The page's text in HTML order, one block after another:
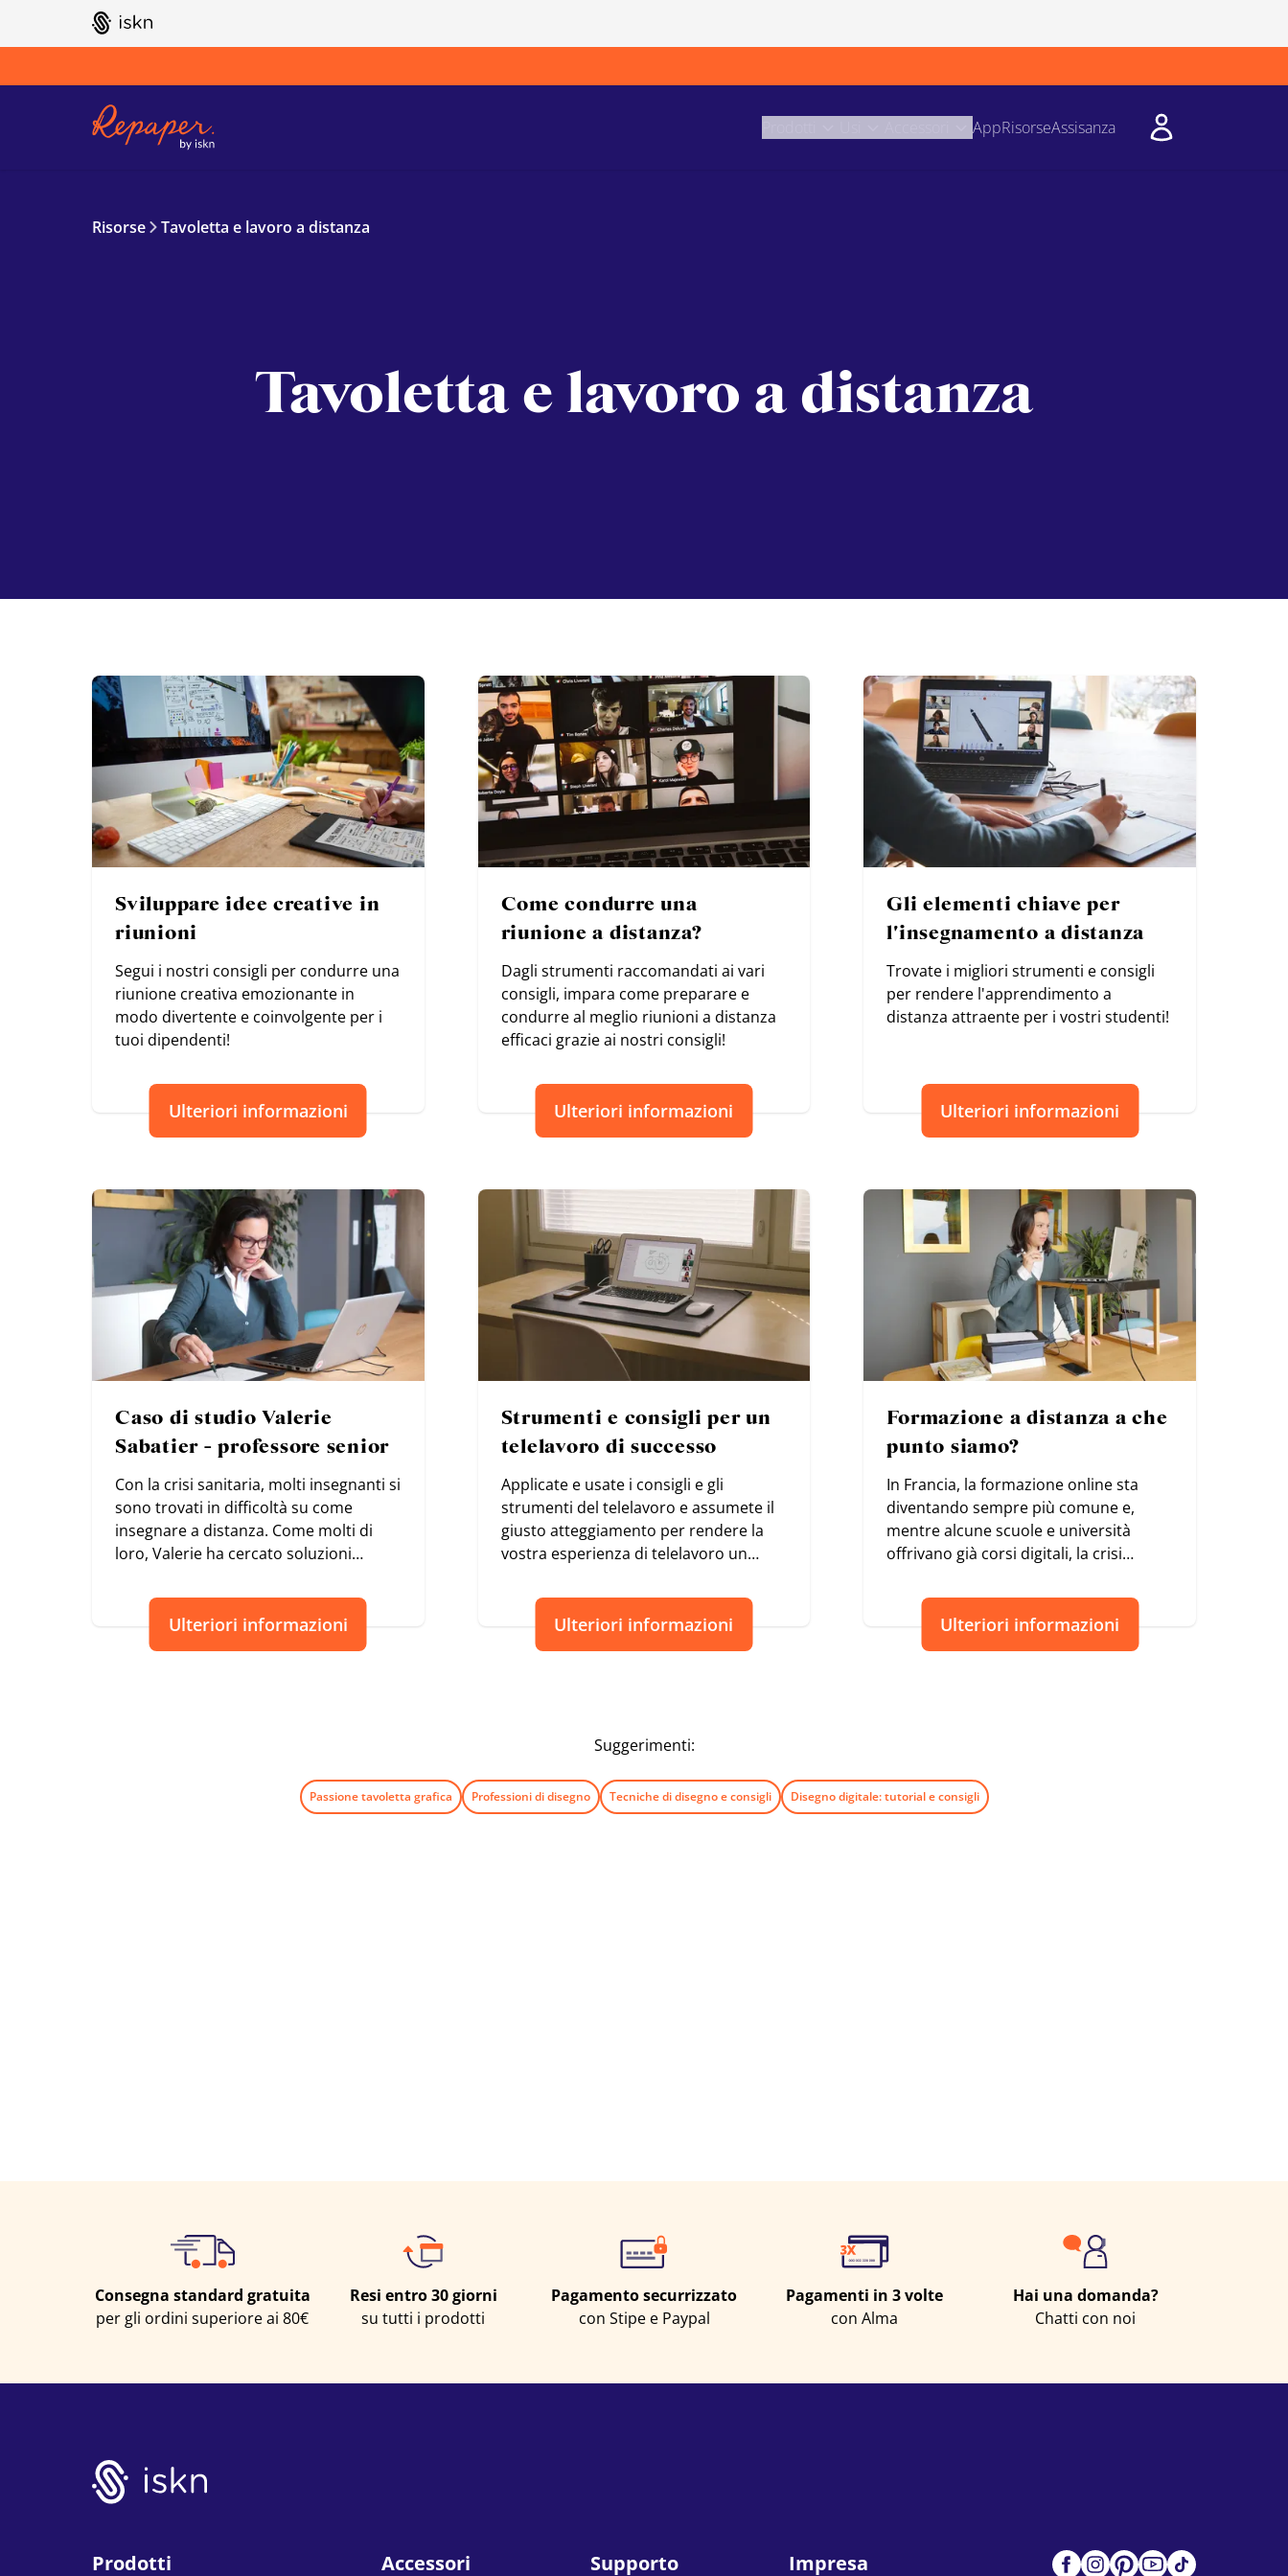
GO TO ISKN HOME
AppRisorseAssisanza
Risorse Tavoletta e lavoro a distanza
Tavoletta e lavoro a distanza
Sviluppare idee creative in
riunioni
Segui i nostri consigli per condurre una
riunione creativa emozionante in
modo divertente e coinvolgente per i
tuoi dipendenti!
Ulteriori informazioni
Come condurre una
riunione a distanza?
Dagli strumenti raccomandati ai vari
consigli, impara come preparare e
condurre al meglio riunioni a distanza
efficaci grazie ai nostri consigli!
Ulteriori informazioni
Gli elementi chiave per
l'insegnamento a distanza
Trovate i migliori strumenti e consigli
per rendere l'apprendimento a
distanza attraente per i vostri studenti!
Ulteriori informazioni
Caso di studio Valerie
Sabatier - professore senior
Con la crisi sanitaria, molti insegnanti si
sono trovati in difficoltà su come
insegnare a distanza. Come molti di
loro, Valerie ha cercato soluzioni
e ritrovare il piacere di insegnare.
Ulteriori informazioni
Strumenti e consigli per un
telelavoro di successo
Applicate e usate i consigli e gli
strumenti del telelavoro e assumete il
giusto atteggiamento per rendere la
vostra esperienza di telelavoro un
Ulteriori informazioni
Formazione a distanza a che
punto siamo?
In Francia, la formazione online sta
diventando sempre più comune e,
mentre alcune scuole e università
offrivano già corsi digitali, la crisi
Ulteriori informazioni
Suggerimenti:
Passione tavoletta grafica Professioni di disegno Tecniche di disegno e consigli Disegno digitale: tutorial e consigli
Consegna standard gratuita
per gli ordini superiore ai 80€
Resi entro 30 giorni
su tutti i prodotti
Pagamento securrizzato
con Stipe e Paypal
Pagamenti in 3 volte
con Alma
Hai una domanda?
Chatti con noi
Prodotti Accessori Supporto Impresa